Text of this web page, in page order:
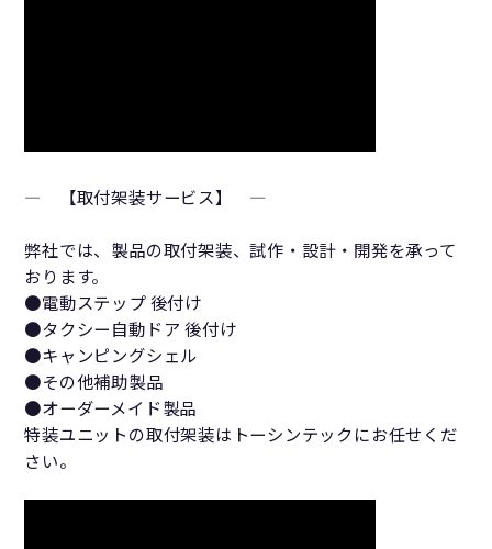
― 【取付架装サービス】 ―
弊社では、製品の取付架装、試作・設計・開発を承って
おります。
●電動ステップ 後付け
●タクシー自動ドア 後付け
●キャンピングシェル
●その他補助製品
●オーダーメイド製品
特装ユニットの取付架装はトーシンテックにお任せくだ
さい。